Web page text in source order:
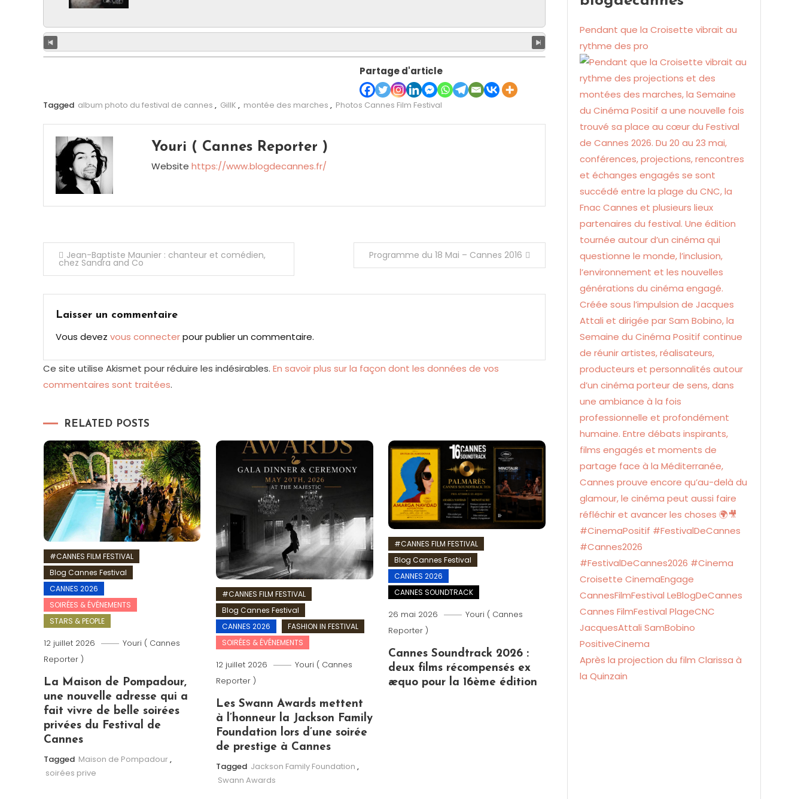
Partage d'article
Tagged album photo du festival de cannes , GillK , montée des marches , Photos Cannes Film Festival
Youri ( Cannes Reporter )
Website https://www.blogdecannes.fr/
Navigation
de
l’article
Jean-Baptiste Maunier : chanteur et comédien,
chez Sandra and Co
Programme du 18 Mai – Cannes 2016
Laisser un commentaire
Vous devez vous connecterpour publier un commentaire.
Ce site utilise Akismet pour réduire les indésirables. En savoir plus sur la façon dont les données de vos
commentaires sont traitées.
RELATED POSTS
#CANNES FILM FESTIVAL
Blog Cannes Festival
CANNES 2026
SOIRÉES & ÉVÉNEMENTS
STARS & PEOPLE
12 juillet 2026
Youri ( Cannes
Reporter )
La Maison de Pompadour,
une nouvelle adresse qui a
fait vivre de belle soirées
privées du Festival de
Cannes
Tagged Maison de Pompadour,
soirées prive
#CANNES FILM FESTIVAL
Blog Cannes Festival
CANNES 2026
FASHION IN FESTIVAL
SOIRÉES & ÉVÉNEMENTS
12 juillet 2026
Youri ( Cannes
Reporter )
Les Swann Awards mettent
à l’honneur la Jackson Family
Foundation lors d’une soirée
de prestige à Cannes
Tagged Jackson Family Foundation ,
Swann Awards
#CANNES FILM FESTIVAL
Blog Cannes Festival
CANNES 2026
CANNES SOUNDTRACK
26 mai 2026
Youri ( Cannes
Reporter )
Cannes Soundtrack 2026 :
deux films récompensés ex
æquo pour la 16ème édition
Pendant que la Croisette vibrait au
rythme des pro
Après la projection du film Clarissa à
la Quinzain